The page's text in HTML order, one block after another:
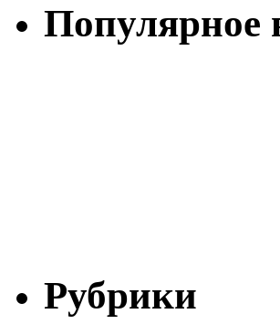
Популярное
Рубрики